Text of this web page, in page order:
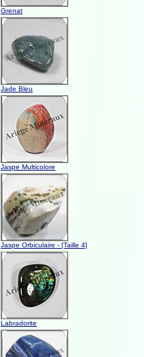
Grenat
Jade Bleu
Jaspe Multicolore
Jaspe Orbiculaire - [Taille 4]
Labradorite